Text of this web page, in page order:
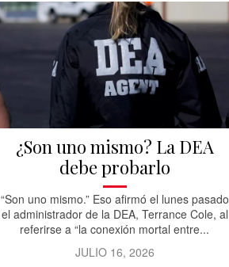
¿Son uno mismo? La DEA
debe probarlo
“Son uno mismo.” Eso afirmó el lunes pasado
el administrador de la DEA, Terrance Cole, al
referirse a “la conexión mortal entre...
JULIO 16, 2026